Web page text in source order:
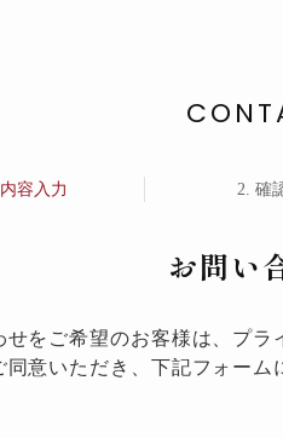
内容入力 確
お問い
せをご希望のお客様は、 プラ
同意いただき、下記フォー